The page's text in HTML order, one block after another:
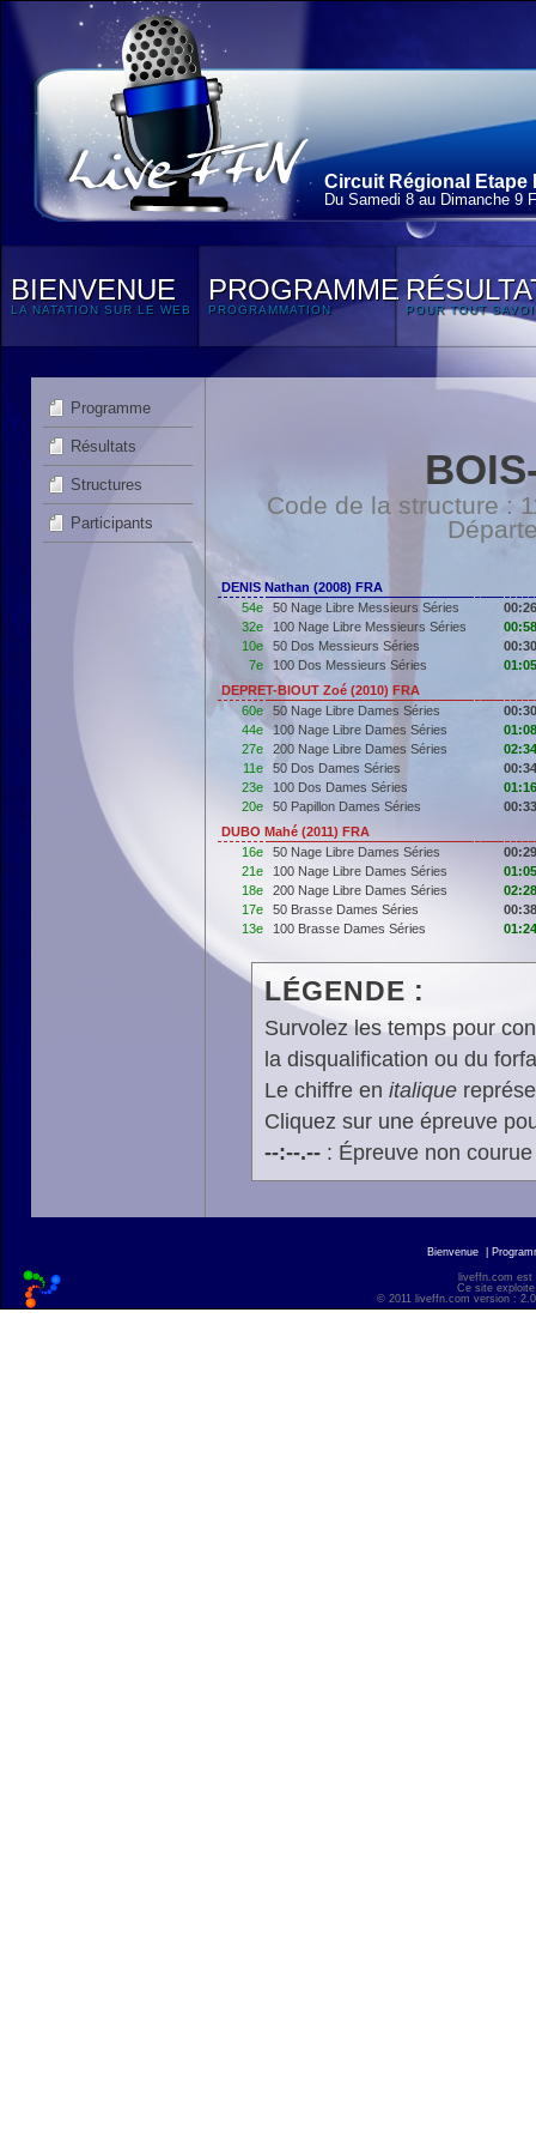
Circuit Régional Etape
Du Samedi 8 au Dimanche 9
BIENVENUE
LA NATATION SUR LE WEB
PROGRAMME
PROGRAMMATION POUR TOUT
Programme
Résultats
Structures
Participants
Code de la structure :
DENIS Nathan (2008) FRA
54e
50 Nage Libre Messieurs Séries
32e
100 Nage Libre Messieurs Séries
10e
50 Dos Messieurs Séries
7e
100 Dos Messieurs Séries
DEPRET-BIOUT Zoé (2010) FRA
60e
50 Nage Libre Dames Séries
44e
100 Nage Libre Dames Séries
27e
200 Nage Libre Dames Séries
11e
50 Dos Dames Séries
23e
100 Dos Dames Séries
20e
50 Papillon Dames Séries
DUBO Mahé (2011) FRA
16e
50 Nage Libre Dames Séries
21e
100 Nage Libre Dames Séries
18e
200 Nage Libre Dames Séries
17e
50 Brasse Dames Séries
13e
100 Brasse Dames Séries
LÉGENDE :
Survolez les temps pour
la disqualification ou du
Le chiffre en italique
Cliquez sur une épreuve
--:--.--: Épreuve non
Bienvenue
liveffn.com est
Ce site
© 2011 liveffn.com version :